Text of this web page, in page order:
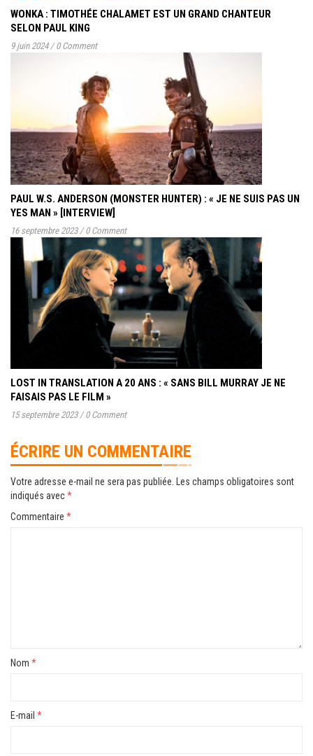
WONKA : TIMOTHÉE CHALAMET EST UN GRAND CHANTEUR
SELON PAUL KING
9 juin 2024 / 0 Comment
PAUL W.S. ANDERSON (MONSTER HUNTER) : « JE NE SUIS PAS UN
YES MAN » [INTERVIEW]
16 septembre 2023 / 0 Comment
LOST IN TRANSLATION A 20 ANS : « SANS BILL MURRAY JE NE
FAISAIS PAS LE FILM »
15 septembre 2023 / 0 Comment
ÉCRIRE UN COMMENTAIRE
Votre adresse e-mail ne sera pas publiée.
Les champs obligatoires sont
indiqués avec*
Commentaire *
Nom *
E-mail *